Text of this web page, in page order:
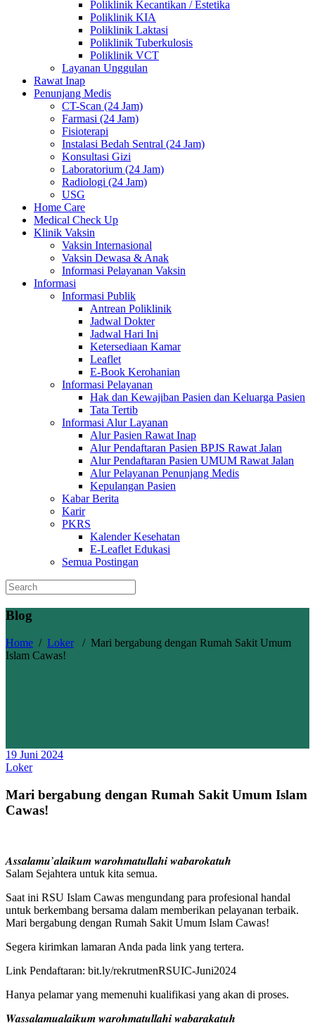
Poliklinik Kecantikan / Estetika
Poliklinik KIA
Poliklinik Laktasi
Poliklinik Tuberkulosis
Poliklinik VCT
Layanan Unggulan
Rawat Inap
Penunjang Medis
CT-Scan (24 Jam)
Farmasi (24 Jam)
Fisioterapi
Instalasi Bedah Sentral (24 Jam)
Konsultasi Gizi
Laboratorium (24 Jam)
Radiologi (24 Jam)
USG
Home Care
Medical Check Up
Klinik Vaksin
Vaksin Internasional
Vaksin Dewasa & Anak
Informasi Pelayanan Vaksin
Informasi
Informasi Publik
Antrean Poliklinik
Jadwal Dokter
Jadwal Hari Ini
Ketersediaan Kamar
Leaflet
E-Book Kerohanian
Informasi Pelayanan
Hak dan Kewajiban Pasien dan Keluarga Pasien
Tata Tertib
Informasi Alur Layanan
Alur Pasien Rawat Inap
Alur Pendaftaran Pasien BPJS Rawat Jalan
Alur Pendaftaran Pasien UMUM Rawat Jalan
Alur Pelayanan Penunjang Medis
Kepulangan Pasien
Kabar Berita
Karir
PKRS
Kalender Kesehatan
E-Leaflet Edukasi
Semua Postingan
Blog
Home / Loker / Mari bergabung dengan Rumah Sakit Umum
Islam Cawas!
19 Juni 2024
Loker
Mari bergabung dengan Rumah Sakit Umum Islam
Cawas!
𝑨𝒔𝒔𝒂𝒍𝒂𝒎𝒖’𝒂𝒍𝒂𝒊𝒌𝒖𝒎 𝒘𝒂𝒓𝒐𝒉𝒎𝒂𝒕𝒖𝒍𝒍𝒂𝒉𝒊 𝒘𝒂𝒃𝒂𝒓𝒐𝒌𝒂𝒕𝒖𝒉
Salam Sejahtera untuk kita semua.
Saat ini RSU Islam Cawas mengundang para profesional handal
untuk berkembang bersama dalam memberikan pelayanan terbaik.
Mari bergabung dengan Rumah Sakit Umum Islam Cawas!
Segera kirimkan lamaran Anda pada link yang tertera.
Link Pendaftaran: bit.ly/rekrutmenRSUIC-Juni2024
Hanya pelamar yang memenuhi kualifikasi yang akan di proses.
𝑾𝒂𝒔𝒔𝒂𝒍𝒂𝒎𝒖𝒂𝒍𝒂𝒊𝒌𝒖𝒎 𝒘𝒂𝒓𝒐𝒉𝒎𝒂𝒕𝒖𝒍𝒍𝒂𝒉𝒊 𝒘𝒂𝒃𝒂𝒓𝒂𝒌𝒂𝒕𝒖𝒉